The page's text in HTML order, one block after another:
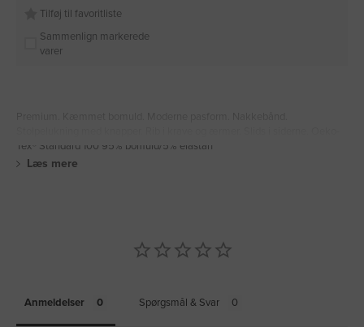
Tilføj til favoritliste
Sammenlign markerede
varer
Tex® Standard 100 95% bomuld/5% elastan
Læs mere
Anmeldelser Spørgsmål & Svar